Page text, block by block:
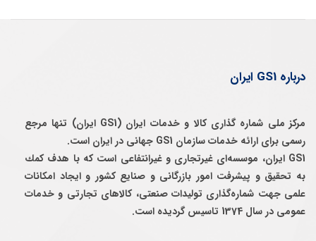
درباره GS1 ایران
مرکز ملی شماره گذاری کالا و خدمات ایران (GS1 ایران) تنها مرجع
رسمی برای ارائه خدمات سازمان GS1 جهانی در ایران است.
GS1 ایران، موسسه‌ای غيرتجاری و غيرانتفاعی است كه با هدف كمك
به تحقيق و پيشرفت امور بازرگانی و صنايع كشور و ايجاد امكانات
علمی جهت شماره‌گذاری توليدات صنعتی، كالاهای تجارتی و خدمات
عمومی در سال 1374 تاسيس گرديده است.